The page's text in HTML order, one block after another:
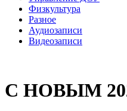
Физкультура
Разное
Аудиозаписи
Видеозаписи
С НОВЫМ